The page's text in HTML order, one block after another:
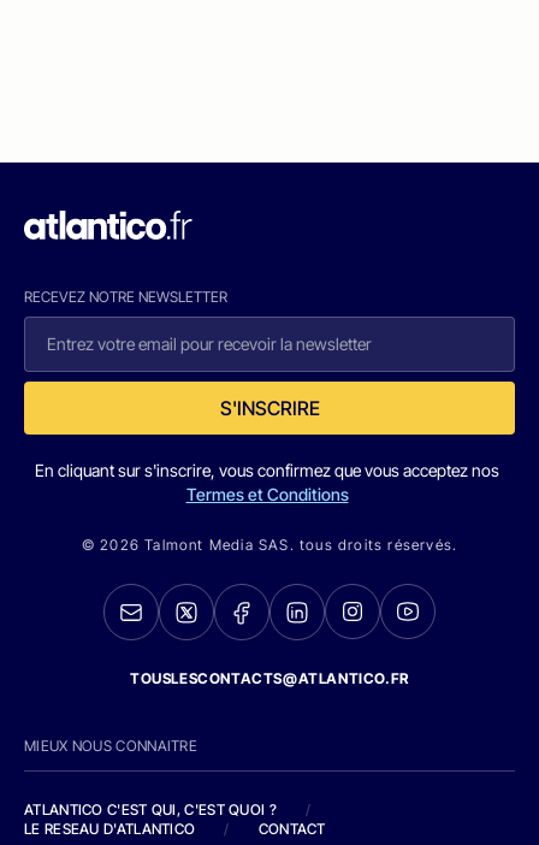
RECEVEZ NOTRE NEWSLETTER
S'INSCRIRE
En cliquant sur s'inscrire, vous confirmez que vous acceptez nos
Termes et Conditions
© 2026 Talmont Media SAS. tous droits réservés.
TOUSLESCONTACTS@ATLANTICO.FR
MIEUX NOUS CONNAITRE
ATLANTICO C'EST QUI, C'EST QUOI ?
/
LE RESEAU D'ATLANTICO
/ CONTACT